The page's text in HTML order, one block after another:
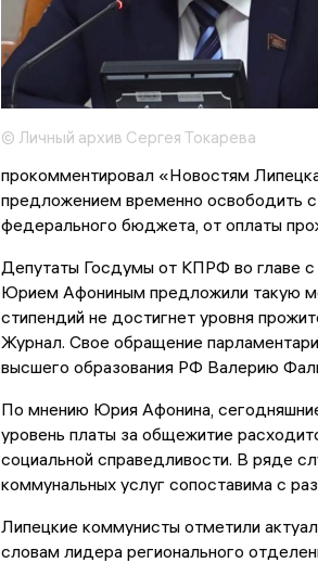
© Личный архив Сергея Токарева
прокомментировал «Новостям
предложением временно освободить
федерального бюджета, от оплаты
Депутаты Госдумы от КПРФ во главе
Юрием Афониным предложили такую
стипендий не достигнет уровня
Журнал. Свое обращение
высшего образования РФ Валерию
По мнению Юрия Афонина,
уровень платы за общежитие
социальной справедливости. В ряде
коммунальных услуг сопоставима с
Липецкие коммунисты отметили
словам лидера регионального